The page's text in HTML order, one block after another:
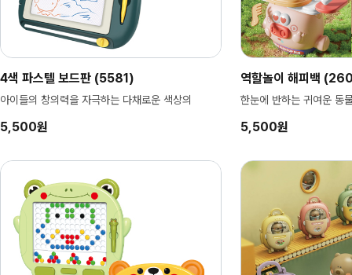
4색 파스텔 보드판 (5581)
아이들의 창의력을 자극하는 다채로운 색상의
5,500원
역할놀이 해피백
한눈에 반하는 귀여운 동
5,500원